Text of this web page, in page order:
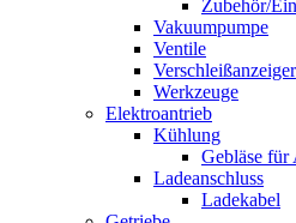
Zubehör/
Vakuumpumpe
Ventile
Verschleißanzeiger
Werkzeuge
Elektroantrieb
Kühlung
Gebläse für
Ladeanschluss
Ladekabel